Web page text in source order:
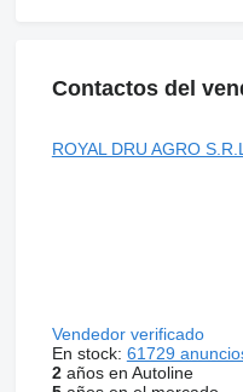
Contactos del
ROYAL DRU AGRO S.R.L.
Vendedor verificado
En stock: 61729
2años en Autoline